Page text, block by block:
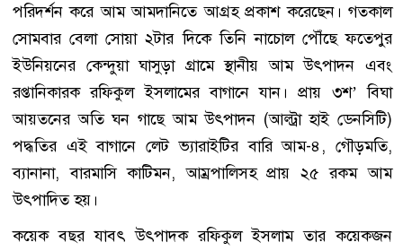
পরিদর্শন করে আম আমদানিতে আগ্রহ প্রকাশ করেছেন। গতকাল
সোমবার বেলা সোয়া ২টার দিকে তিনি নাচোল পৌঁছে ফতেপুর
ইউনিয়নের কেন্দুয়া ঘাসুড়া গ্রামে স্থানীয় আম উৎপাদন এবং
রপ্তানিকারক রফিকুল ইসলামের বাগানে যান। প্রায় ৩শ’ বিঘা
আয়তনের অতি ঘন গাছে আম উৎপাদন (আল্ট্রা হাই ডেনসিটি)
পদ্ধতির এই বাগানে লেট ভ্যারাইটির বারি আম-৪, গৌড়মতি,
ব্যানানা, বারমাসি কাটিমন, আম্রপালিসহ প্রায় ২৫ রকম আম
উৎপাদিত হয়।
কয়েক বছর যাবৎ উৎপাদক রফিকুল ইসলাম তার কয়েকজন